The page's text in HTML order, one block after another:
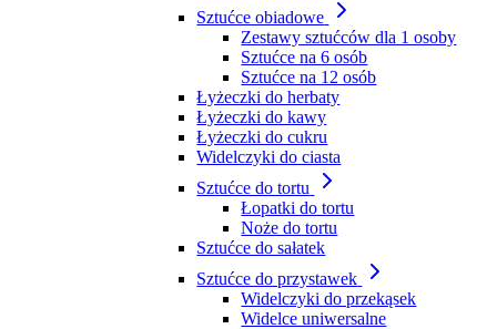
Sztućce obiadowe
Zestawy sztućców dla 1 osoby
Sztućce na 6 osób
Sztućce na 12 osób
Łyżeczki do herbaty
Łyżeczki do kawy
Łyżeczki do cukru
Widelczyki do ciasta
Sztućce do tortu
Łopatki do tortu
Noże do tortu
Sztućce do sałatek
Sztućce do przystawek
Widelczyki do przekąsek
Widelce uniwersalne